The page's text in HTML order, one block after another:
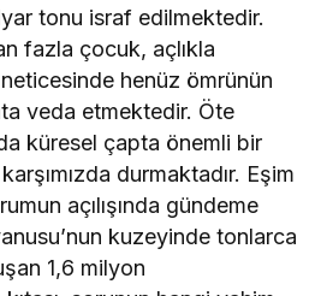
tonu israf edilmektedir.
fazla çocuk, açlıkla
neticesinde henüz ömrünün
veda etmektedir. Öte
küresel çapta önemli bir
durmaktadır. Eşim
açılışında gündeme
kuzeyinde tonlarca
1,6 milyon